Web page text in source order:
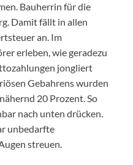
Bauherrin für die
Damit fällt in allen
an. Im
erleben, wie geradezu
jongliert
Gebahrens wurden
20 Prozent. So
nach unten drücken.
unbedarfte
streuen.